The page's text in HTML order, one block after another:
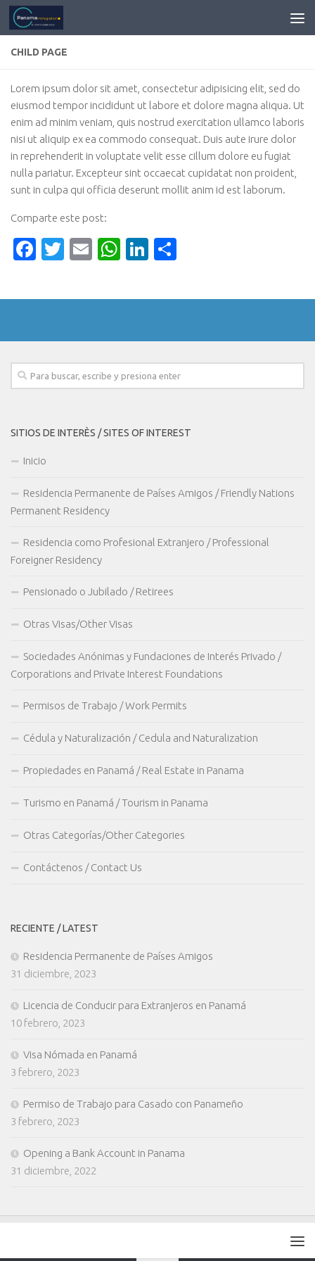
CHILD PAGE
Lorem ipsum dolor sit amet, consectetur adipisicing elit, sed do
eiusmod tempor incididunt ut labore et dolore magna aliqua. Ut
enim ad minim veniam, quis nostrud exercitation ullamco laboris
nisi ut aliquip ex ea commodo consequat. Duis aute irure dolor
in reprehenderit in voluptate velit esse cillum dolore eu fugiat
nulla pariatur. Excepteur sint occaecat cupidatat non proident,
sunt in culpa qui officia deserunt mollit anim id est laborum.
Comparte este post:
Facebook
Twitter
EmailWhatsApp
LinkedIn
SITIOS DE INTERÈS / SITES OF INTEREST
Inicio
Residencia Permanente de Países Amigos / Friendly Nations
Permanent Residency
Residencia como Profesional Extranjero / Professional
Foreigner Residency
Pensionado o Jubilado / Retirees
Otras Visas/Other Visas
Sociedades Anónimas y Fundaciones de Interés Privado /
Corporations and Private Interest Foundations
Permisos de Trabajo / Work Permits
Cédula y Naturalización / Cedula and Naturalization
Propiedades en Panamá / Real Estate in Panama
Turismo en Panamá / Tourism in Panama
Otras Categorías/Other Categories
Contáctenos / Contact Us
RECIENTE / LATEST
Residencia Permanente de Países Amigos
31 diciembre, 2023
Licencia de Conducir para Extranjeros en Panamá
10 febrero, 2023
Visa Nómada en Panamá
3 febrero, 2023
Permiso de Trabajo para Casado con Panameño
3 febrero, 2023
Opening a Bank Account in Panama
31 diciembre, 2022